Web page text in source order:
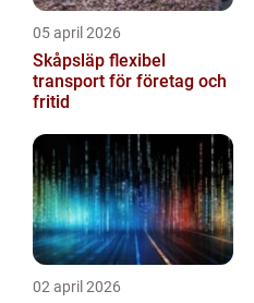
05 april 2026
Skåpsläp flexibel
transport för företag och
fritid
02 april 2026